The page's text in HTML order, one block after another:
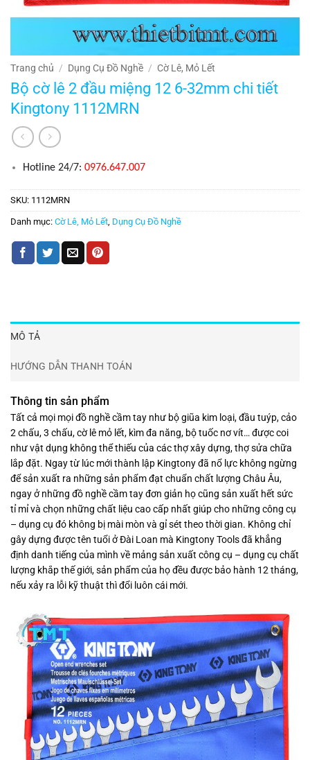
Trang chủ / Dụng Cụ Đồ Nghề / Cờ Lê, Mỏ Lết
Bộ cờ lê 2 đầu miệng 12 6-32mm chi tiết
Kingtony 1112MRN
Hotline 24/7:0976.647.007
SKU: 1112MRN
Danh mục: Cờ Lê, Mỏ Lết Dụng Cụ Đồ Nghề
MÔ TẢ
HƯỚNG DẪN THANH TOÁN
Thông tin sản phẩm
Tất cả mọi mọi đồ nghề cầm tay như bộ giũa kim loại, đầu tuýp, cảo
2 chấu, 3 chấu, cờ lê mỏ lết, kìm đa năng, bộ tuốc nơ vít… được coi
như vật dụng không thể thiếu của các thợ xây dựng, thợ sửa chữa
lắp đặt. Ngay từ lúc mới thành lập Kingtony đã nổ lực không ngừng
để sản xuất ra những sản phẩm đạt chuẩn chất lượng Châu Âu,
ngay ở những đồ nghề cầm tay đơn giản họ cũng sản xuất hết sức
tỉ mỉ và chọn những chất liệu cao cấp nhất giúp cho những công cụ
– dụng cụ đó không bị mài mòn và gỉ sét theo thời gian. Không chỉ
gây dựng được tên tuổi ở Đài Loan mà Kingtony Tools đã khẳng
định danh tiếng của mình về mảng sản xuất công cụ – dụng cụ chất
lượng khắp thế giới, sản phẩm của họ đều được bảo hành 12 tháng,
nếu xảy ra lỗi kỹ thuật thì đổi luôn cái mới.